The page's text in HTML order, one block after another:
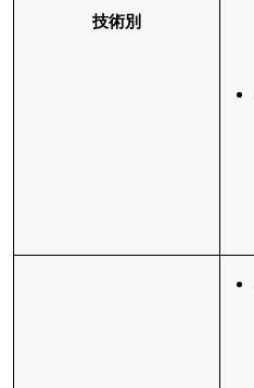
技術別